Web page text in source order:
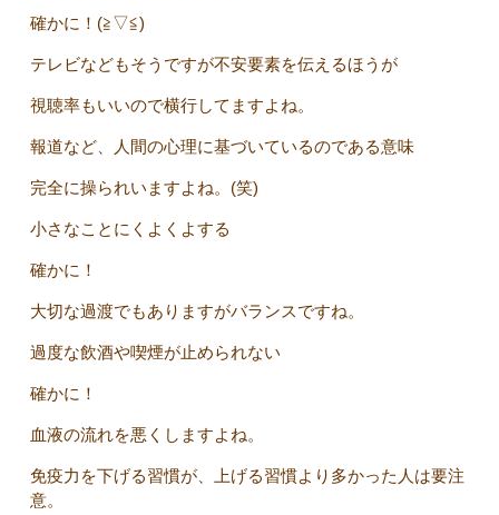
確かに！(≧▽≦)
テレビなどもそうですが不安要素を伝えるほうが
視聴率もいいので横行してますよね。
報道など、人間の心理に基づいているのである意味
完全に操られいますよね。(笑)
小さなことにくよくよする
確かに！
大切な過渡でもありますがバランスですね。
過度な飲酒や喫煙が止められない
確かに！
血液の流れを悪くしますよね。
免疫力を下げる習慣が、上げる習慣より多かった人は要注
意。